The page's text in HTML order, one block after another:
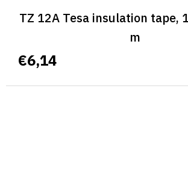
TZ 12A Tesa insulation tape,
m
€6,14